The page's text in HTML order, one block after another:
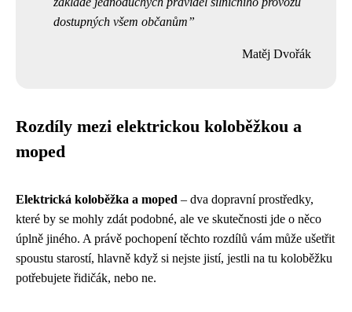
dostupných všem občanům
Matěj Dvořák
Rozdíly mezi elektrickou koloběžkou a
moped
Elektrická koloběžka a moped – dva dopravní prostředky,
které by se mohly zdát podobné, ale ve skutečnosti jde o něco
úplně jiného. A právě pochopení těchto rozdílů vám může ušetřit
spoustu starostí, hlavně když si nejste jistí, jestli na tu koloběžku
potřebujete řidičák, nebo ne.